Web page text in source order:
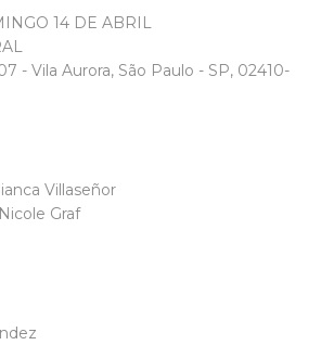
14 DE ABRIL
- Vila Aurora, São Paulo - SP, 02410-
Villaseñor
Graf